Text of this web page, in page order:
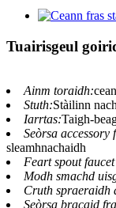
Tuairisgeul
Ainm toraidh:
Stuth:Stàilinn
Iarrtas:Taigh-
Seòrsa
sleamhnachaidh
Feart spout
Modh smachd
Cruth spraeraidh
Seòrsa bracaid